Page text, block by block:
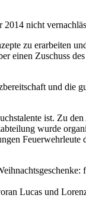
nicht
zu erarbeiten
einen Zuschuss
und die
ist. Zu
wurde
Lucas und